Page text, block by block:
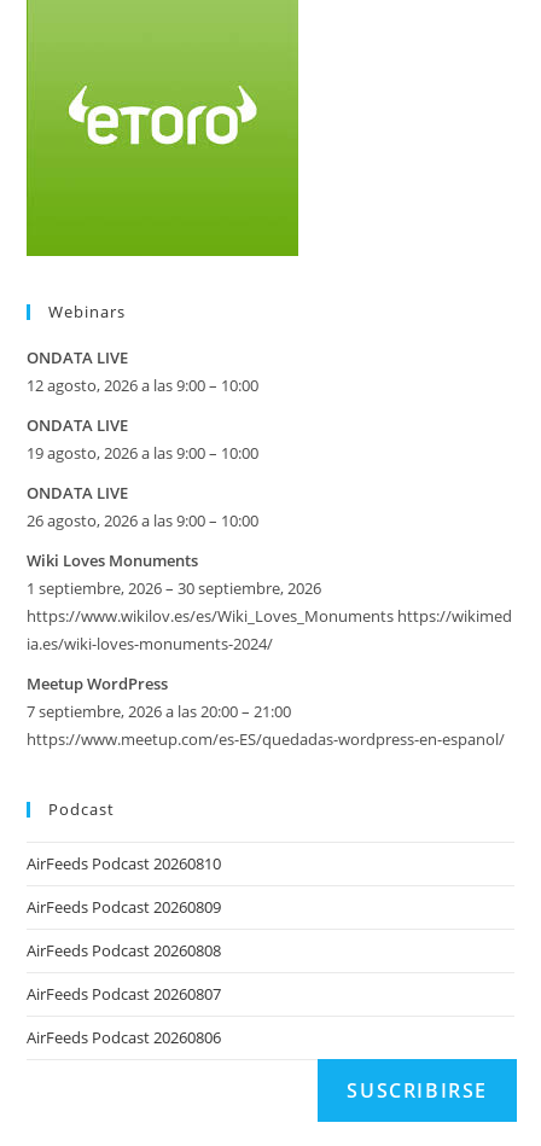
Webinars
ONDATA LIVE
12 agosto, 2026 a las 9:00 – 10:00
ONDATA LIVE
19 agosto, 2026 a las 9:00 – 10:00
ONDATA LIVE
26 agosto, 2026 a las 9:00 – 10:00
Wiki Loves Monuments
1 septiembre, 2026 – 30 septiembre, 2026
https://www.wikilov.es/es/Wiki_Loves_Monuments https://wikimed
ia.es/wiki-loves-monuments-2024/
Meetup WordPress
7 septiembre, 2026 a las 20:00 – 21:00
https://www.meetup.com/es-ES/quedadas-wordpress-en-espanol/
Podcast
AirFeeds Podcast 20260810
AirFeeds Podcast 20260809
AirFeeds Podcast 20260808
AirFeeds Podcast 20260807
AirFeeds Podcast 20260806
SUSCRIBIRSE